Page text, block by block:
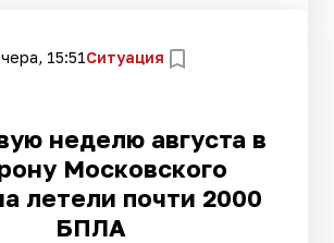
15:51Ситуация
неделю августа в
Московского
летели почти 2000
БПЛА